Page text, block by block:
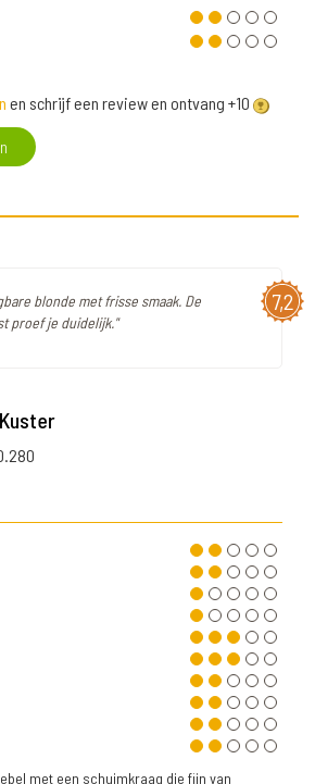
en schrijf een review en ontvang +10
7,2
blonde met frisse smaak. De
proef je duidelijk."
met een schuimkraag die fijn van